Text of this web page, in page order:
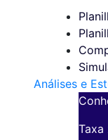
Análises e